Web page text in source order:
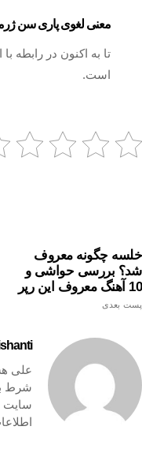
معنی لغوی پاری سن
تا به اکنون در رابطه
است.
خلسه چگونه معروف
شد؟ بررسی حواشی و
10 آهنگ معروف این رپر
پست بعدی
علی
شرط
سایت